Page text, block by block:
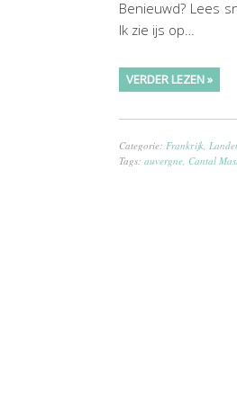
Benieuwd? Lees
Ik zie ijs op…
VERDER LEZEN »
Categorie: Frankrijk,
Tags: auvergne, Cantal